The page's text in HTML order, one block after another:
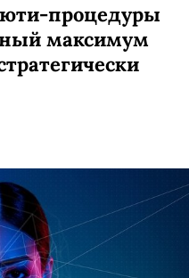
процедуры
максимум